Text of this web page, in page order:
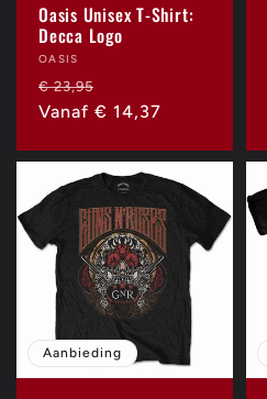
Oasis Unisex T-Shirt:
Decca Logo
Verkoper:
OASIS
Normale
prijs
€ 23,95
Vanaf € 14,37
Aanbieding